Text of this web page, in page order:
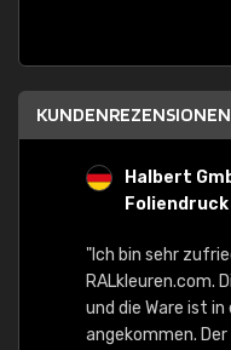
KUNDENREZENSIONEN
Halbert
Foliendruck
"Ich bin sehr
RALkleuren.com.
und die Ware ist
angekommen.